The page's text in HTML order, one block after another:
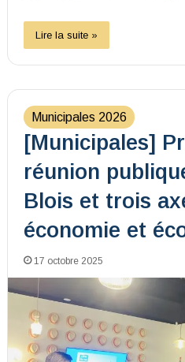
Lire la suite »
Municipales 2026
[Municipales]
réunion
Blois et trois
économie et
17 octobre 2025